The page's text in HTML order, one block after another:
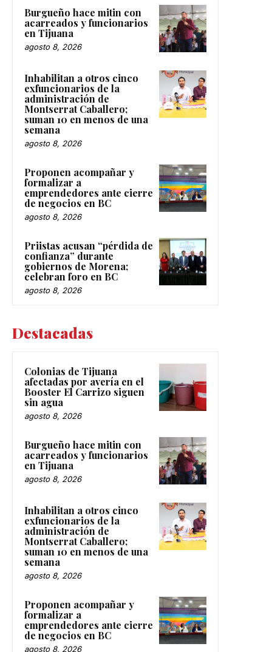
Burgueño hace mitin con
acarreados y funcionarios
en Tijuana
agosto 8, 2026
Inhabilitan a otros cinco
exfuncionarios de la
administración de
Montserrat Caballero;
suman 10 en menos de una
semana
agosto 8, 2026
Proponen acompañar y
formalizar a
emprendedores ante cierre
de negocios en BC
agosto 8, 2026
Priistas acusan “pérdida de
confianza” durante
gobiernos de Morena;
celebran foro en BC
agosto 8, 2026
Destacadas
Colonias de Tijuana
afectadas por avería en el
Booster El Carrizo siguen
sin agua
agosto 8, 2026
Burgueño hace mitin con
acarreados y funcionarios
en Tijuana
agosto 8, 2026
Inhabilitan a otros cinco
exfuncionarios de la
administración de
Montserrat Caballero;
suman 10 en menos de una
semana
agosto 8, 2026
Proponen acompañar y
formalizar a
emprendedores ante cierre
de negocios en BC
agosto 8, 2026